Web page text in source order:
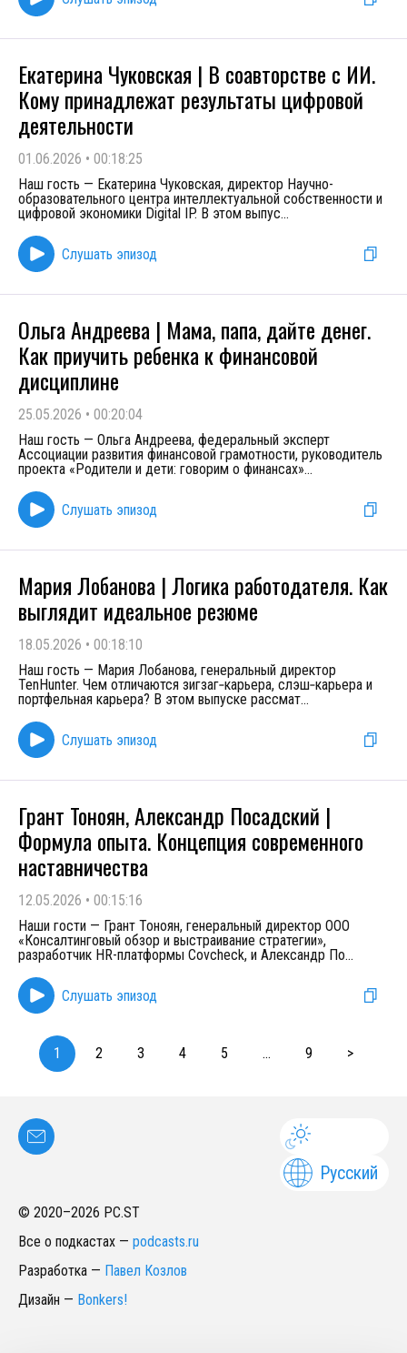
Екатерина Чуковская | В соавторстве с ИИ.
Кому принадлежат результаты цифровой
деятельности
01.06.2026 • 00:18:25
Наш гость — Екатерина Чуковская, директор Научно-
образовательного центра интеллектуальной собственности и
цифровой экономики Digital IP. В этом выпус...
Слушать эпизод
Ольга Андреева | Мама, папа, дайте денег.
Как приучить ребенка к финансовой
дисциплине
25.05.2026 • 00:20:04
Наш гость — Ольга Андреева, федеральный эксперт
Ассоциации развития финансовой грамотности, руководитель
проекта «Родители и дети: говорим о финансах»...
Слушать эпизод
Мария Лобанова | Логика работодателя. Как
выглядит идеальное резюме
18.05.2026 • 00:18:10
Наш гость — Мария Лобанова, генеральный директор
TenHunter. Чем отличаются зигзаг‑карьера, слэш‑карьера и
портфельная карьера? В этом выпуске рассмат...
Слушать эпизод
Грант Тоноян, Александр Посадский |
Формула опыта. Концепция современного
наставничества
12.05.2026 • 00:15:16
Наши гости — Грант Тоноян, генеральный директор ООО
«Консалтинговый обзор и выстраивание стратегии»,
разработчик HR-платформы Covcheck, и Александр По...
Слушать эпизод
1 2 3 4 5 ... 9 >
Русский
© 2020–2026 PC.ST
Все о подкастах — podcasts.ru
Разработка — Павел Козлов
Дизайн — Bonkers!